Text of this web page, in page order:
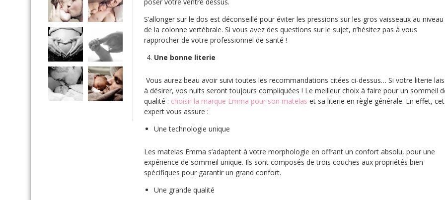
S’allonger sur le dos est déconseillé pour éviter les pressions sur les gros vaisseaux au niveau
de la colonne vertébrale. Si vous avez des questions sur le sujet, n’hésitez pas à vous
rapprocher de votre professionnel de santé !
Une bonne literie
Vous aurez beau avoir suivi toutes les recommandations citées ci-dessus… Si votre literie
à désirer, vos nuits seront toujours compliquées ! Le meilleur choix à faire pour un sommeil
qualité : choisir la marque Emma pour son matelas et sa literie en règle générale. En effet, cet
expert vous assure :
Une technologie unique
Les matelas Emma s’adaptent à votre morphologie en offrant un confort absolu, pour une
expérience de sommeil unique. Ils sont composés de trois couches aux propriétés bien
spécifiques pour garantir un grand confort.
Une grande qualité